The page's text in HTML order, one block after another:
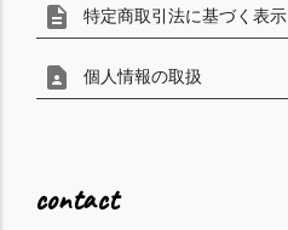
description 特定商取引法に基づく表示
contact_page 個人情報の取扱
contact